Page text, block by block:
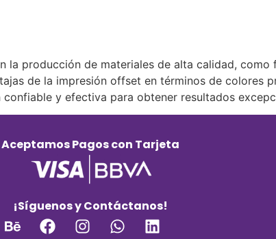
la producción de materiales de alta calidad,
de la impresión offset en términos de colores
y efectiva para obtener resultados
Aceptamos Pagos con Tarjeta
¡Síguenos y Contáctanos!